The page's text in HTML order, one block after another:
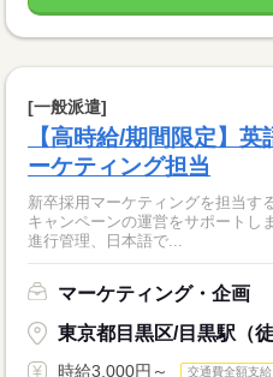
[一般派遣]
【高時給/期間限定】
ーケティング担当
新卒採用マーケティングを担当す
キャンペーンの運営をサポートし
進行管理、日本語で...
マーケティング・企画
東京都目黒区/目黒駅（徒
時給3,000円～ 交通費全額支給